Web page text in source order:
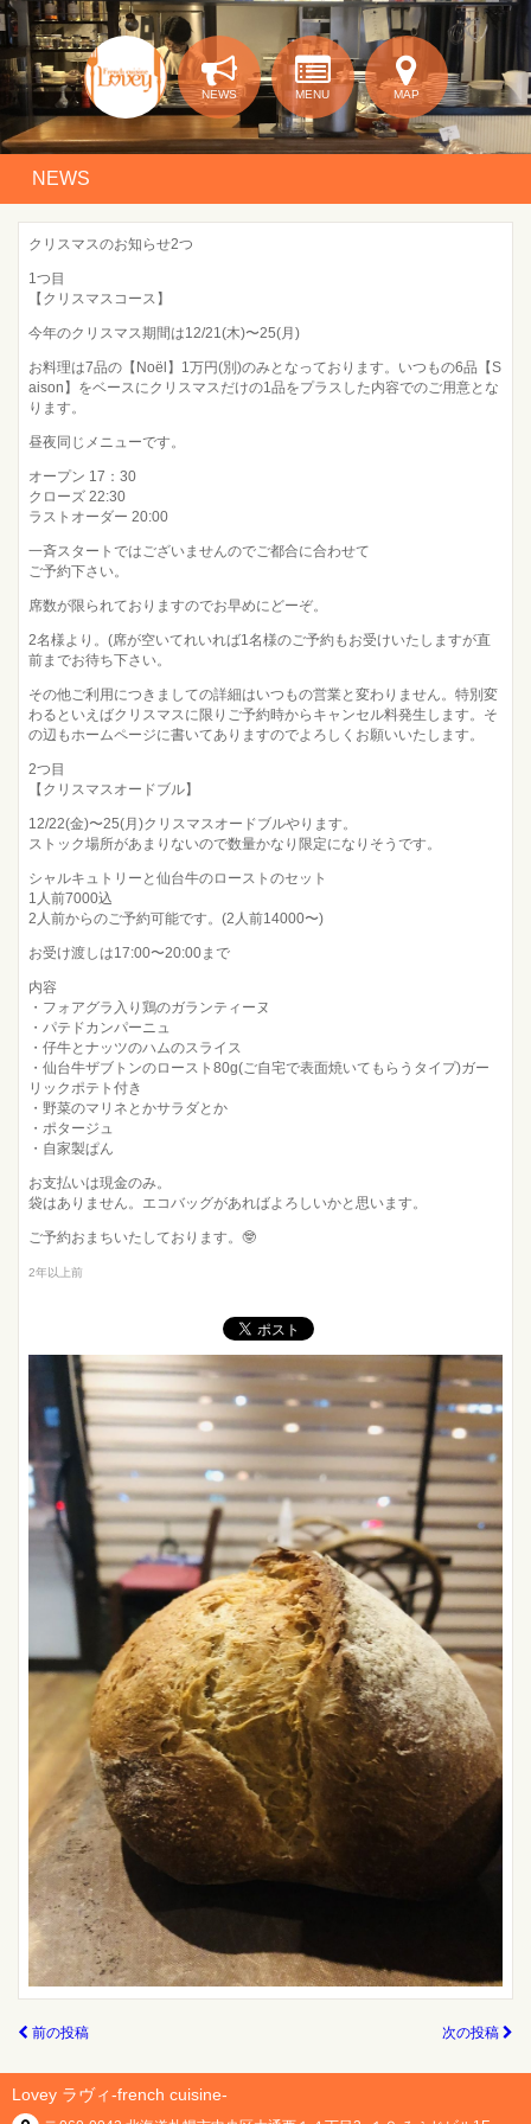
NEWS MENU MAP
NEWS
クリスマスのお知らせ2つ
1つ目
【クリスマスコース】
今年のクリスマス期間は12/21(木)〜25(月)
お料理は7品の【Noël】1万円(別)のみとなっております。いつもの6品【S
aison】をベースにクリスマスだけの1品をプラスした内容でのご用意とな
ります。
昼夜同じメニューです。
オープン 17：30
クローズ 22:30
ラストオーダー 20:00
一斉スタートではございませんのでご都合に合わせて
ご予約下さい。
席数が限られておりますのでお早めにどーぞ。
2名様より。(席が空いてれいれば1名様のご予約もお受けいたしますが直
前までお待ち下さい。
その他ご利用につきましての詳細はいつもの営業と変わりません。特別変
わるといえばクリスマスに限りご予約時からキャンセル料発生します。そ
の辺もホームページに書いてありますのでよろしくお願いいたします。
2つ目
【クリスマスオードブル】
12/22(金)〜25(月)クリスマスオードブルやります。
ストック場所があまりないので数量かなり限定になりそうです。
シャルキュトリーと仙台牛のローストのセット
1人前7000込
2人前からのご予約可能です。(2人前14000〜)
お受け渡しは17:00〜20:00まで
内容
・フォアグラ入り鶏のガランティーヌ
・パテドカンパーニュ
・仔牛とナッツのハムのスライス
・仙台牛ザブトンのロースト80g(ご自宅で表面焼いてもらうタイプ)ガー
リックポテト付き
・野菜のマリネとかサラダとか
・ポタージュ
・自家製ぱん
お支払いは現金のみ。
袋はありません。エコバッグがあればよろしいかと思います。
ご予約おまちいたしております。🤓
2年以上前
前の投稿 次の投稿
Lovey ラヴィ-french cuisine-